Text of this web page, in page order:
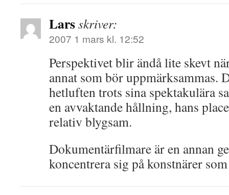
Larsskriver:
2007 1 mars kl. 12:52
Perspektivet blir ändå lite skevt
annat som bör uppmärksammas.
hetluften trots sina spektakulära
en avvaktande hållning, hans
relativ blygsam.
Dokumentärfilmare är en annan
koncentrera sig på konstnärer